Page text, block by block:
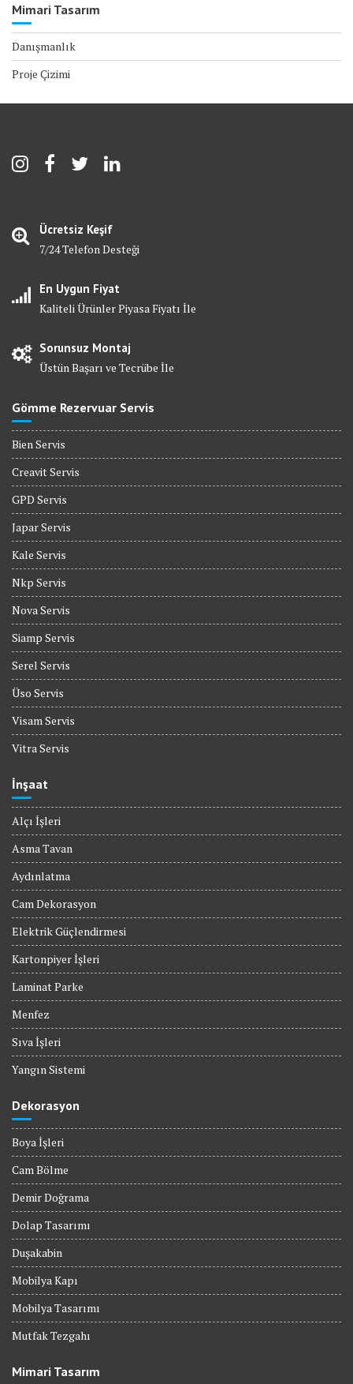
Mimari Tasarım
Danışmanlık
Proje Çizimi
Ücretsiz Keşif
7/24 Telefon Desteği
En Uygun Fiyat
Kaliteli Ürünler Piyasa Fiyatı İle
Sorunsuz Montaj
Üstün Başarı ve Tecrübe İle
Gömme Rezervuar Servis
Bien Servis
Creavit Servis
GPD Servis
Japar Servis
Kale Servis
Nkp Servis
Nova Servis
Siamp Servis
Serel Servis
Üso Servis
Visam Servis
Vitra Servis
İnşaat
Alçı İşleri
Asma Tavan
Aydınlatma
Cam Dekorasyon
Elektrik Güçlendirmesi
Kartonpiyer İşleri
Laminat Parke
Menfez
Sıva İşleri
Yangın Sistemi
Dekorasyon
Boya İşleri
Cam Bölme
Demir Doğrama
Dolap Tasarımı
Duşakabin
Mobilya Kapı
Mobilya Tasarımı
Mutfak Tezgahı
Mimari Tasarım